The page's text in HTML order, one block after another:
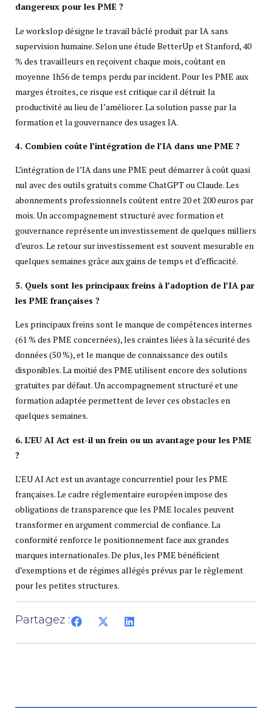
dangereux pour les PME ?
Le workslop désigne le travail bâclé produit par IA sans
supervision humaine. Selon une étude BetterUp et Stanford, 40
% des travailleurs en reçoivent chaque mois, coûtant en
moyenne 1h56 de temps perdu par incident. Pour les PME aux
marges étroites, ce risque est critique car il détruit la
productivité au lieu de l’améliorer. La solution passe par la
formation et la gouvernance des usages IA.
4. Combien coûte l’intégration de l’IA dans une PME ?
L’intégration de l’IA dans une PME peut démarrer à coût quasi
nul avec des outils gratuits comme ChatGPT ou Claude. Les
abonnements professionnels coûtent entre 20 et 200 euros par
mois. Un accompagnement structuré avec formation et
gouvernance représente un investissement de quelques milliers
d’euros. Le retour sur investissement est souvent mesurable en
quelques semaines grâce aux gains de temps et d’efficacité.
5. Quels sont les principaux freins à l’adoption de l’IA par
les PME françaises ?
Les principaux freins sont le manque de compétences internes
(61 % des PME concernées), les craintes liées à la sécurité des
données (50 %), et le manque de connaissance des outils
disponibles. La moitié des PME utilisent encore des solutions
gratuites par défaut. Un accompagnement structuré et une
formation adaptée permettent de lever ces obstacles en
quelques semaines.
6. L’EU AI Act est-il un frein ou un avantage pour les PME
?
L’EU AI Act est un avantage concurrentiel pour les PME
françaises. Le cadre réglementaire européen impose des
obligations de transparence que les PME locales peuvent
transformer en argument commercial de confiance. La
conformité renforce le positionnement face aux grandes
marques internationales. De plus, les PME bénéficient
d’exemptions et de régimes allégés prévus par le règlement
pour les petites structures.
Partagez :